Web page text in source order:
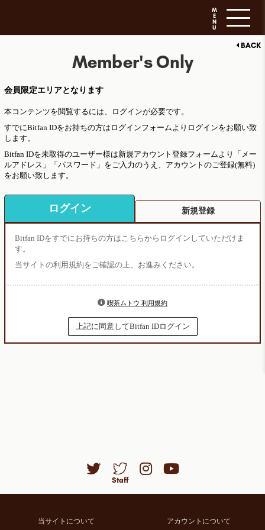
M
E
N
U
Member's Only
BACK
会員限定エリアとなります
本コンテンツを閲覧するには、ログインが必要です。
すでにBitfan IDをお持ちの方はログインフォームよりログインをお願い致
します。
Bitfan IDを未取得のユーザー様は新規アカウント登録フォームより「メー
ルアドレス」「パスワード」をご入力のうえ、アカウントのご登録(無料)
をお願い致します。
ログイン 新規登録
Bitfan IDをすでにお持ちの方はこちらからログインしていただけま
す。
当サイトの利用規約をご確認の上、お進みください。
喫茶ムトウ 利用規約
上記に同意してBitfan IDログイン
当サイトについて アカウントについて